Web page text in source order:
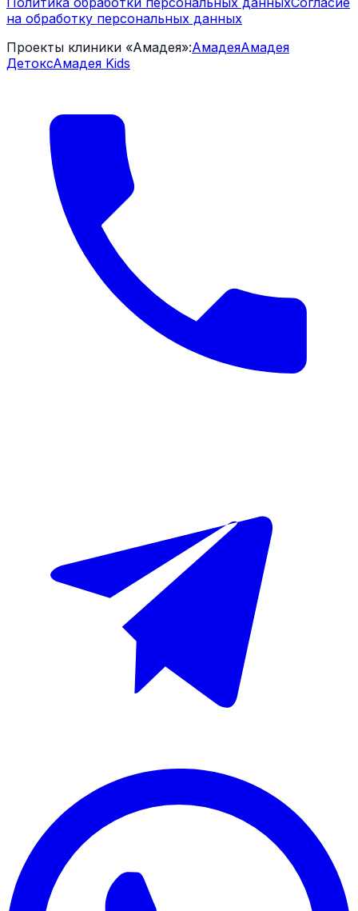
на обработку персональных данных
Проекты клиники «Амадея»:АмадеяАмадея
ДетоксАмадея Kids